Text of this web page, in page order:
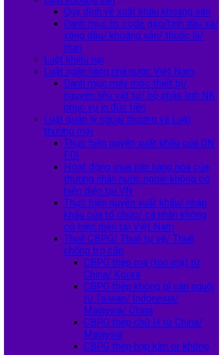
Quy định về xuất khẩu khoáng sản
Danh mục hs code gạo/tinh dầu xá/
xăng dầu/ khoáng sản/ thuốc lá/
than
Luật khiếu nại
Luật ngân hàng nhà nước Việt Nam
Danh mục máy móc thiết bị/
nguyên liệu vật tư/ bộ phận linh NK
phục vụ in đúc tiền
Luật quản lý ngoại thương và Luật
thương mại
Thực hiện quyền xuất khẩu của DN
FDI
Hoạt động mua bán hàng hóa của
thương nhân nước ngoài không có
hiện diện tại VN
Thực hiện quyền xuất khẩu/ nhập
khẩu của tổ chức/ cá nhân không
có hiện diện tại Việt Nam
Thuế CBPG/ Thuế tự vệ/ Thuế
chống trợ cấp
CBPG thép mạ (tôn mạ) từ
China/ Korea
CBPG thép không gỉ cán nguội
từ Taiwan/ Indonesia/
Malaysia/ China
CBPG thép chữ H từ China/
Malaysia
CBPG thép hợp kim or không